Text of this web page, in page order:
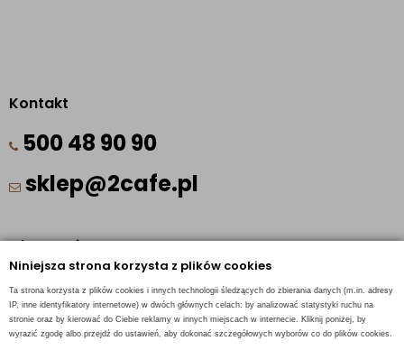
Niniejsza strona korzysta z plików cookies
Ta strona korzysta z plików cookies i innych technologii śledzących do zbierania danych (m.in. adresy
IP, inne identyfikatory internetowe) w dwóch głównych celach: by analizować statystyki ruchu na
stronie oraz by kierować do Ciebie reklamy w innych miejscach w internecie. Kliknij poniżej, by
wyrazić zgodę albo przejdź do ustawień, aby dokonać szczegółowych wyborów co do plików cookies.
Kontakt
500 48 90 90
sklep@2cafe.pl
Obserwuj nas
Facebook
Pinterest
Instagram